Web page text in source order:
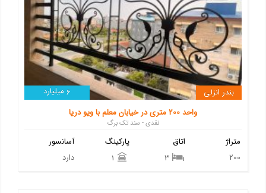
6 میلیارد
بندر انزلی
واحد 200 متری در خیابان معلم با ویو دریا
نقدی - سند تک برگ
آسانسور
دارد
پارکینگ
اتاق
متراژ
200